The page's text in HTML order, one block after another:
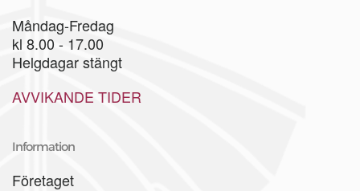
Måndag-Fredag
kl 8.00 - 17.00
Helgdagar stängt
AVVIKANDE TIDER
Information
Företaget